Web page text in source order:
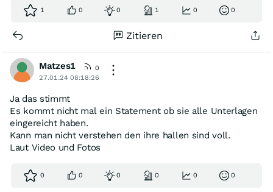
1 0 0 1 0 0
Zitieren
Matzes1
0
27.01.24 08:18:26
Ja das stimmt
Es kommt nicht mal ein Statement ob sie alle Unterlagen
eingereicht haben.
Kann man nicht verstehen den ihre hallen sind voll.
Laut Video und Fotos
0 0 0 0 0 0